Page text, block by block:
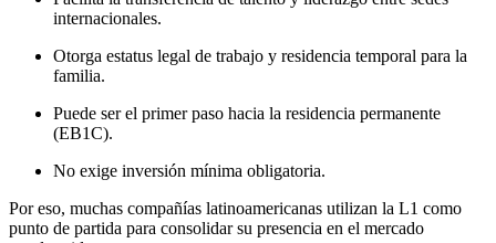
internacionales.
Otorga estatus legal de trabajo y residencia temporal para la
familia.
Puede ser el primer paso hacia la residencia permanente
(EB1C).
No exige inversión mínima obligatoria.
Por eso, muchas compañías latinoamericanas utilizan la L1 como
punto de partida para consolidar su presencia en el mercado